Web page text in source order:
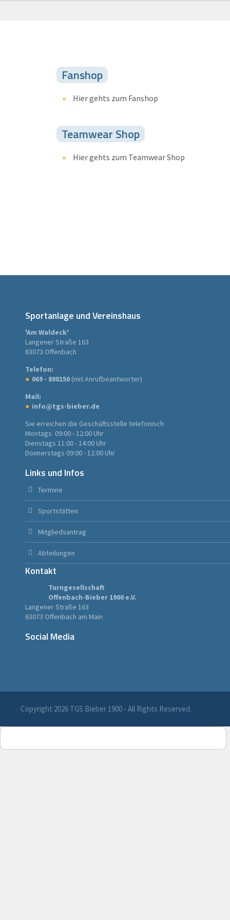
Fanshop
Hier gehts zum Fanshop
Teamwear Shop
Hier gehts zum Teamwear Shop
Sportanlage und Vereinshaus
'Am Waldeck'
Langener Straße 163
63073 Offenbach
Telefon:
069 - 898150 (mit Anrufbeantworter)
Mail:
info@tgs-bieber.de
Sie erreichen die Geschäftsstelle telefonisch
Montags 09:00 - 12:00 Uhr
Dienstags 11:00 - 14:00 Uhr
Donnerstags 09:00 - 12:00 Uhr
Links und Infos
Termine
Sportstätten
Mitgliedsantrag
Abteilungen
Kontakt
Turngesellschaft
Offenbach-Bieber 1900 e.V.
Langener Straße 163
63073 Offenbach am Main
Social Media
Copyright 2026 TGS Bieber 1900 - All Rights Reserved.